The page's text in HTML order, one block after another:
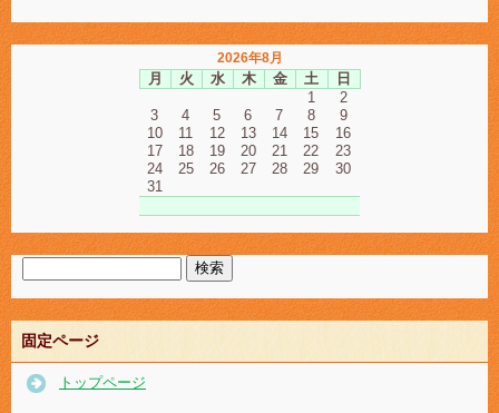
2026年8月
月 火 水 木 金 土
日
1
2
3
4 5 6 7 8
9
10
11 12 13 14 15
16
17
18 19 20 21 22
23
24
25 26 27 28 29
30
31
固定ページ
トップページ